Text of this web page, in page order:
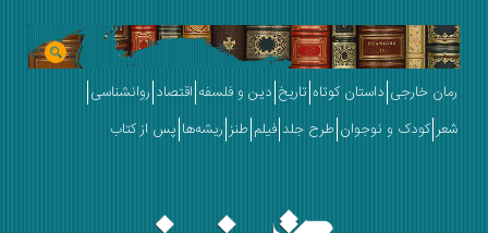
خارجی داستان کوتاه تاریخ دین و فلسفه اقتصاد روانشناسی
کودک و نوجوان طرح جلد فیلم طنز ریشه‌ها پس از کتاب